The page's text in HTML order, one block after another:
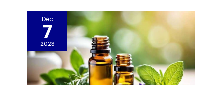
Déc
7
2023